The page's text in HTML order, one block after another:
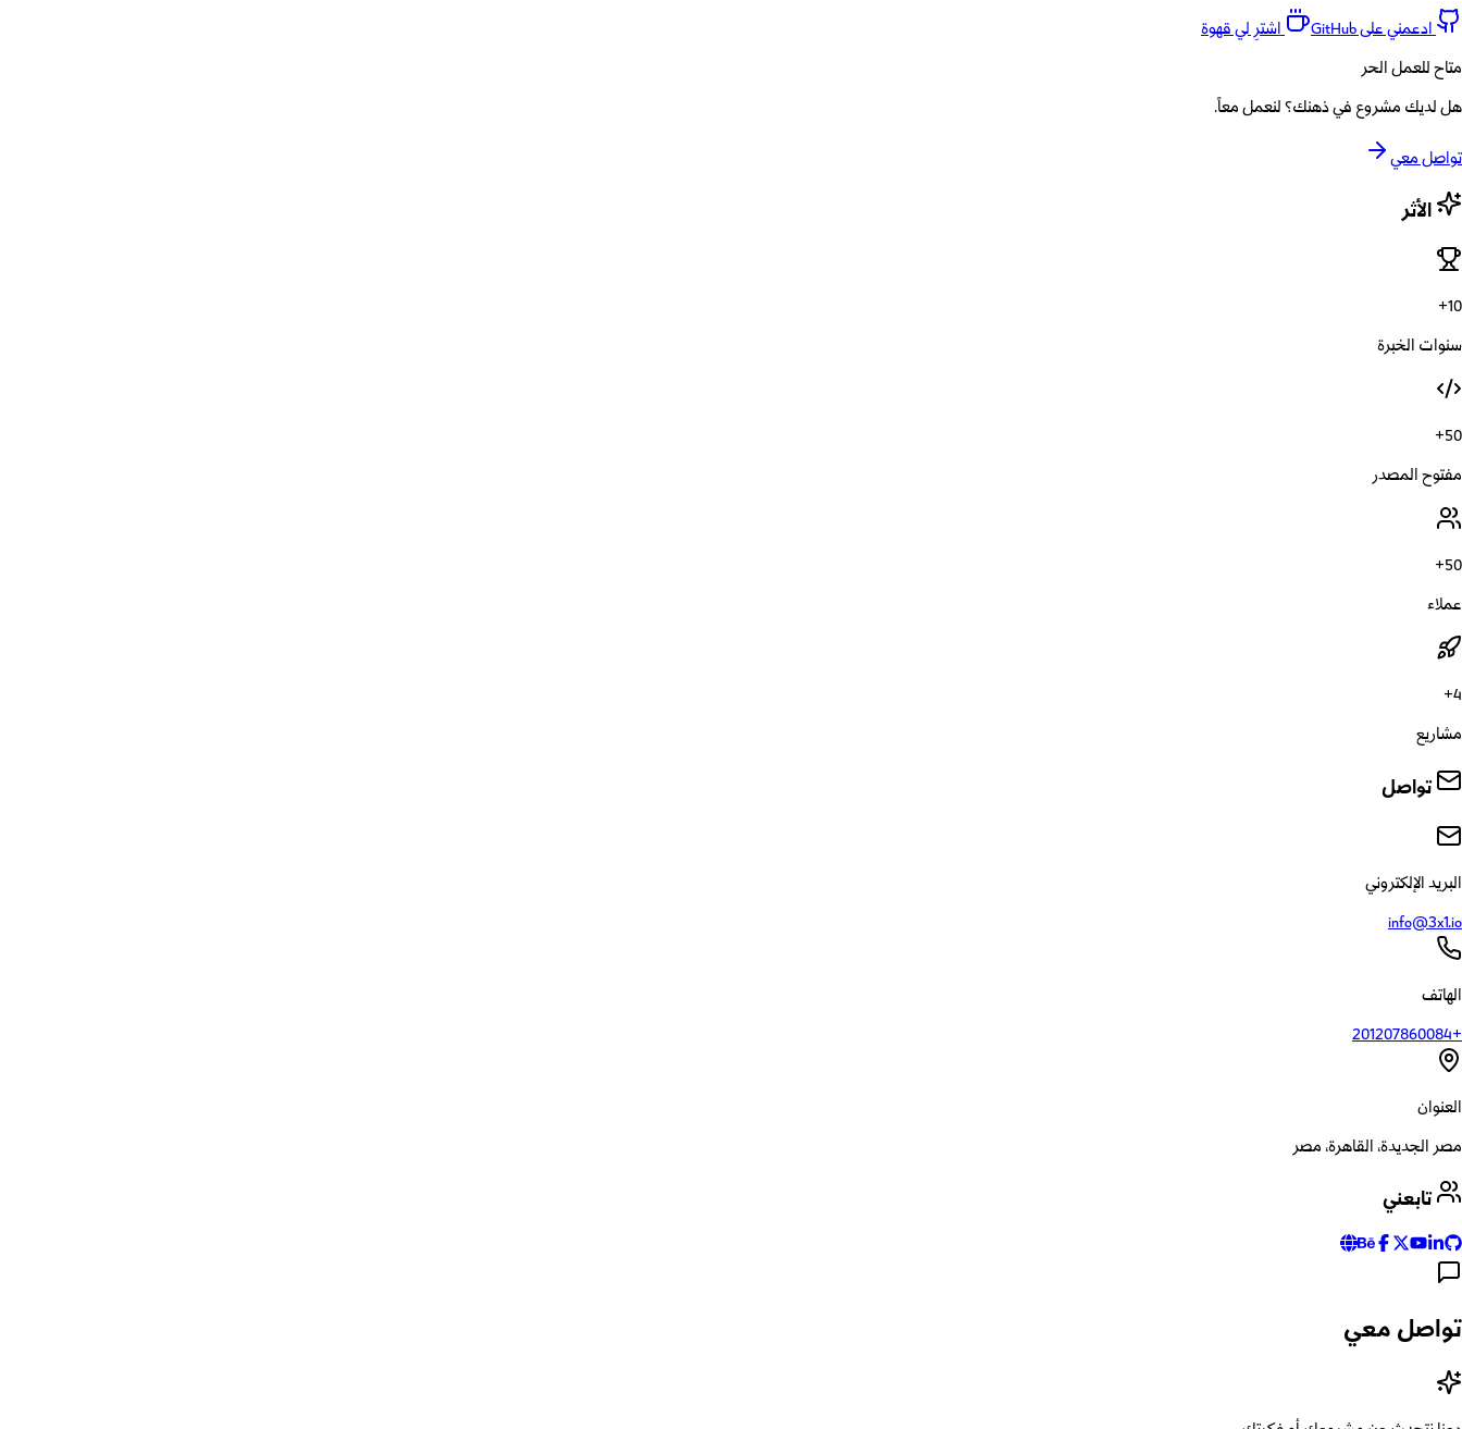
ادعمني على GitHub
اشترِ لي قهوة
متاح للعمل الحر
هل لديك مشروع في ذهنك؟ لنعمل معاً.
تواصل معي
الأثر
10+
سنوات الخبرة
50+
مفتوح المصدر
50+
عملاء
4+
مشاريع
تواصل
البريد الإلكتروني
info@3x1.io
الهاتف
+201207860084
العنوان
مصر الجديدة، القاهرة، مصر
تابعني
تواصل معي